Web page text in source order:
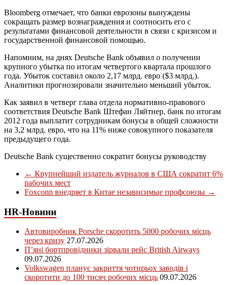
Bloomberg отмечает, что банки еврозоны вынуждены
сокращать размер вознаграждения и соотносить его с
результатами финансовой деятельности в связи с кризисом и
государственной финансовой помощью.
Напомним, на днях Deutsche Bank объявил о получении
крупного убытка по итогам четвертого квартала прошлого
года. Убыток составил около 2,17 млрд. евро ($3 млрд.).
Аналитики прогнозировали значительно меньший убыток.
Как заявил в четверг глава отдела нормативно-правового
соответствия Deutsche Bank Штефан Ляйтнер, банк по итогам
2012 года выплатит сотрудникам бонусы в общей сложности
на 3,2 млрд. евро, что на 11% ниже совокупного показателя
предыдущего года.
Deutsche Bank существенно сократит бонусы руководству
← Крупнейший издатель журналов в США сократит 6%
рабочих мест
Foxconn внедряет в Китае независимые профсоюзы →
HR-Новини
Автовиробник Porsche скоротить 5000 робочих місць
через кризу 27.07.2026
П’яні бортпровідники зірвали рейс British Airways
09.07.2026
Volkswagen планує закриття чотирьох заводів і
скоротити до 100 тисяч робочих місць 09.07.2026